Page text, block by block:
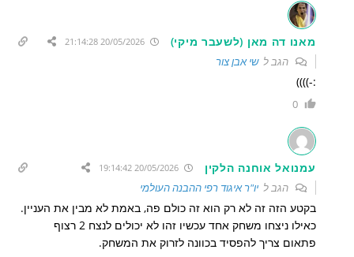
מאנו דה מאן (לשעבר מיקי) 20/05/2026 21:14:28
הגב לשי אבן צור
:-))))
0
עמנואל אוחנה הלקין 20/05/2026 19:14:42
הגב ליו"ר איגוד רפי ההבנה העולמי
בקטע הזה זה לא רק הוא זה כולם פה, באמת לא מבין את העניין.
כאילו ניצחו משחק אחד עכשיו זהו לא יכולים לנצח 2 רצוף
פתאום צריך להפסיד בכוונה לזרוק את המשחק.